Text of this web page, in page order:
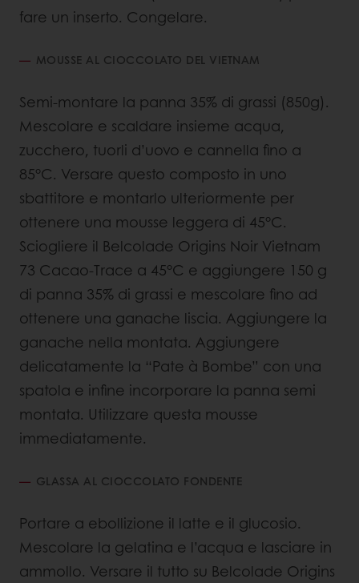
fare un inserto. Congelare.
MOUSSE AL CIOCCOLATO DEL VIETNAM
Semi-montare la panna 35% di grassi (850g).
Mescolare e scaldare insieme acqua,
zucchero, tuorli d’uovo e cannella fino a
85°C. Versare questo composto in uno
sbattitore e montarlo ulteriormente per
ottenere una mousse leggera di 45°C.
Sciogliere il Belcolade Origins Noir Vietnam
73 Cacao-Trace a 45°C e aggiungere 150 g
di panna 35% di grassi e mescolare fino ad
ottenere una ganache liscia. Aggiungere la
ganache nella montata. Aggiungere
delicatamente la “Pate à Bombe” con una
spatola e infine incorporare la panna semi
montata. Utilizzare questa mousse
immediatamente.
GLASSA AL CIOCCOLATO FONDENTE
Portare a ebollizione il latte e il glucosio.
Mescolare la gelatina e l’acqua e lasciare in
ammollo. Versare il tutto su Belcolade Origins